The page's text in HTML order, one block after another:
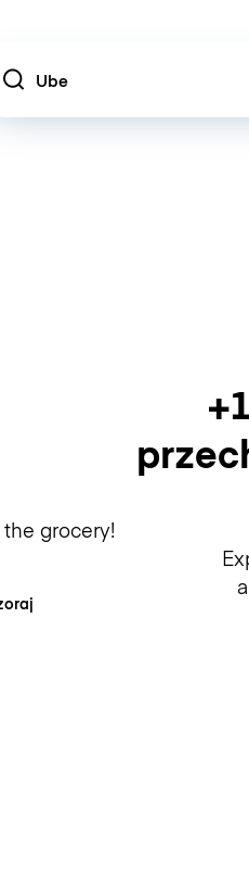
Location
grocery!